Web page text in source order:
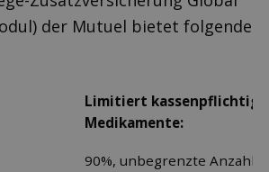
der Mutuel bietet folgende
Limitiert kassenpflichtige
Medikamente:
90%, unbegrenzte Anzahl